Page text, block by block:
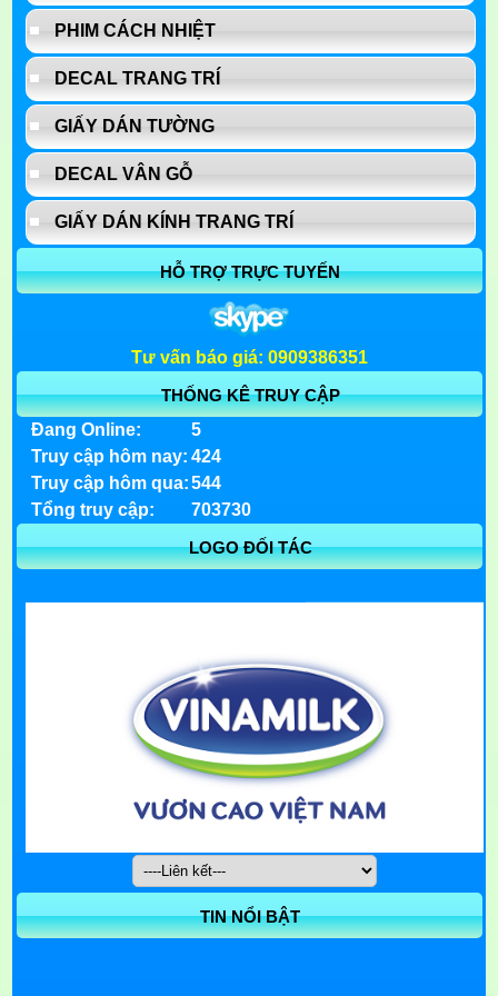
PHIM CÁCH NHIỆT
DECAL TRANG TRÍ
GIẤY DÁN TƯỜNG
DECAL VÂN GỖ
GIẤY DÁN KÍNH TRANG TRÍ
HỖ TRỢ TRỰC TUYẾN
Tư vấn báo giá: 0909386351
THỐNG KÊ TRUY CẬP
Đang Online:
5
Truy cập hôm nay: 424
Truy cập hôm qua: 544
Tổng truy cập:
703730
LOGO ĐỐI TÁC
TIN NỔI BẬT